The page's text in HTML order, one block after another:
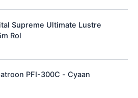
Supreme Ultimate Lustre
Rol
PFI-300C - Cyaan